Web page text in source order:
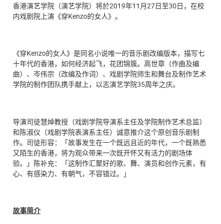
香港演艺学院（演艺学院）将於2019年11月27日至30日，在校
内戏剧院上演《穿Kenzo的女人》。
《穿Kenzo的女人》是同名小说唯一的音乐剧改编版本，描写七
十年代的香港，如何经济起飞，花团锦簇。高世章（作曲及编
曲）、岑伟宗（改编及作词）、戏剧学院师生和舞台及制作艺术
学院的制作团队携手献上，以志演艺学院35周年之庆。
导演司徒慧焯教授（戏剧学院导演系主任及学院制作艺术总监）
和陈淑仪（戏剧学院表演系主任）诚意推介这个原创音乐剧制
作。司徒形容：「故事发生在一个既远且近的年代，一个既熟悉
又陌生的香港，将为观众带来一次既开怀又有活力的剧场体
验。」陈补充：「这制作汇聚好的歌、舞、演员和创作元素，有
心、有感染力、有朝气，不容错过。」
故事简介